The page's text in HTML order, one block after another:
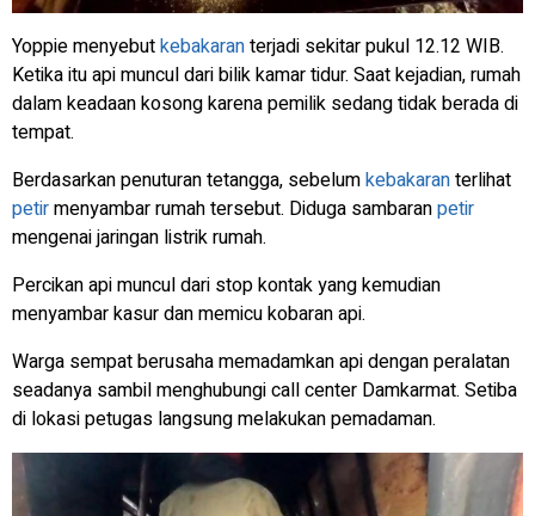
Yoppie menyebutkebakaranterjadi sekitar pukul 12.12 WIB.
Ketika itu api muncul dari bilik kamar tidur. Saat kejadian, rumah
dalam keadaan kosong karena pemilik sedang tidak berada di
tempat.
Berdasarkan penuturan tetangga, sebelumkebakaranterlihat
petirmenyambar rumah tersebut. Diduga sambaranpetir
mengenai jaringan listrik rumah.
Percikan api muncul dari stop kontak yang kemudian
menyambar kasur dan memicu kobaran api.
Warga sempat berusaha memadamkan api dengan peralatan
seadanya sambil menghubungi call center Damkarmat. Setiba
di lokasi petugas langsung melakukan pemadaman.